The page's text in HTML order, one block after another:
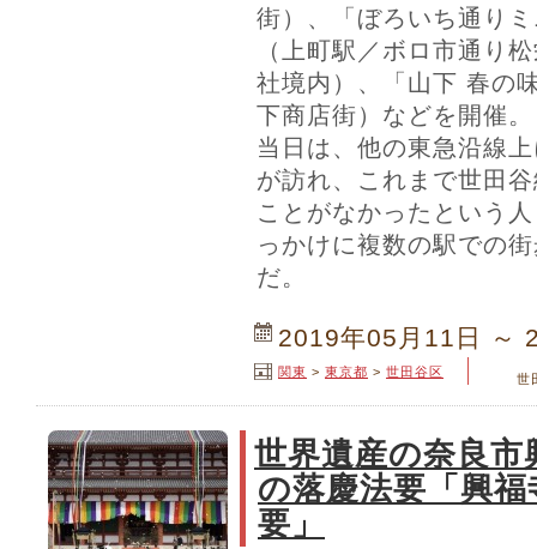
街）、「ぼろいち通り
（上町駅／ボロ市通り
社境内）、「山下 春の
下商店街）などを開催。
当日は、他の東急沿線
が訪れ、これまで世田
ことがなかったという
っかけに複数の駅での
だ。
2019年05月11日 ～
関東 > 東京都 > 世田谷区 世
世界遺産の奈良
の落慶法要「興
要」